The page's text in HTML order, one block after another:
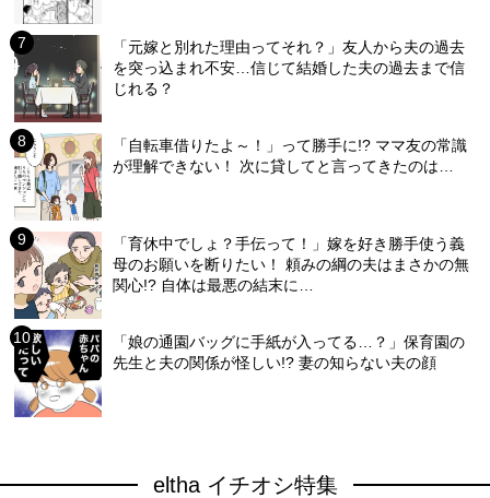
「元嫁と別れた理由ってそれ？」友人から夫の過去
を突っ込まれ不安…信じて結婚した夫の過去まで信
じれる？
「自転車借りたよ～！」って勝手に!? ママ友の常識
が理解できない！ 次に貸してと言ってきたのは…
「育休中でしょ？手伝って！」嫁を好き勝手使う義
母のお願いを断りたい！ 頼みの綱の夫はまさかの無
関心!? 自体は最悪の結末に…
「娘の通園バッグに手紙が入ってる…？」保育園の
先生と夫の関係が怪しい!? 妻の知らない夫の顔
eltha イチオシ特集